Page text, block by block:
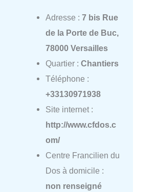
Adresse : 7 bis Rue
de la Porte de Buc,
78000 Versailles
Quartier : Chantiers
Téléphone :
+33130971938
Site internet :
http://www.cfdos.c
om/
Centre Francilien du
Dos à domicile :
non renseigné